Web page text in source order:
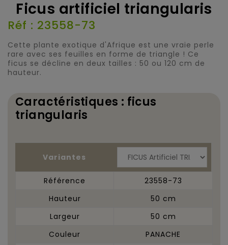
Ficus artificiel triangularis
Réf : 23558-73
Cette plante exotique d'Afrique est une vraie perle
rare avec ses feuilles en forme de triangle ! Ce
ficus se décline en deux tailles : 50 ou 120 cm de
hauteur.
Caractéristiques : ficus
triangularis
Variantes
Référence
23558-73
Hauteur
50 cm
Largeur
50 cm
Couleur
PANACHE